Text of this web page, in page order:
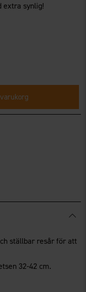
extra synlig!
ställbar resår för att
32-42 cm.